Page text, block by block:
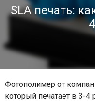
SLA печать:
Фотополимер от
который печатает в 3-4